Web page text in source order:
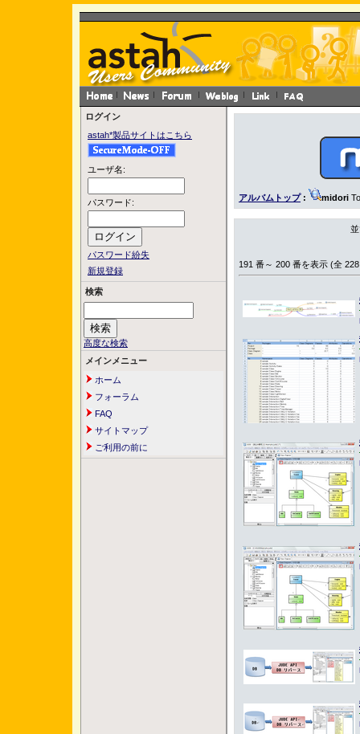
ログイン
astah*製品サイトはこちら
ユーザ名:
パスワード:
パスワード紛失
新規登録
検索
高度な検索
メインメニュー
ホーム
フォーラム
FAQ
サイトマップ
ご利用の前に
アルバムトップ: midori
191 番～ 200 番を表示 (全